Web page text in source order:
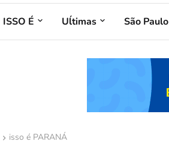
ISSO É Uĺtimas São Paulo
isso é PARANÁ